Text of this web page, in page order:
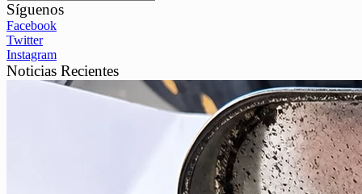
Síguenos
Facebook
Twitter
Instagram
Noticias Recientes